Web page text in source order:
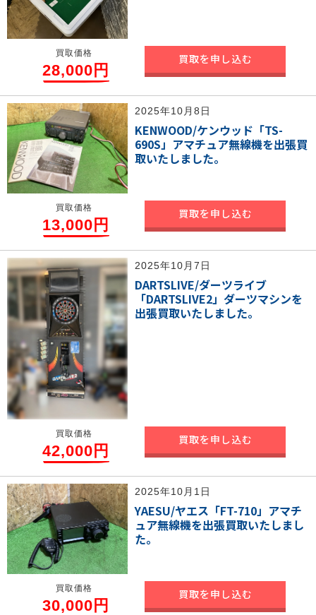
買取価格
28,000円
買取を申し込む
2025年10月8日
KENWOOD/ケンウッド「TS-
690S」アマチュア無線機を出張買
取いたしました。
買取価格
13,000円
買取を申し込む
2025年10月7日
DARTSLIVE/ダーツライブ
「DARTSLIVE2」ダーツマシンを
出張買取いたしました。
買取価格
42,000円
買取を申し込む
2025年10月1日
YAESU/ヤエス「FT-710」アマチ
ュア無線機を出張買取いたしまし
た。
買取価格
30,000円
買取を申し込む